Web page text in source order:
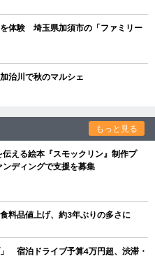
体験 埼玉県加須市の「ファミリー
治川で秋のマルシェ
もっと見る
える絵本『スモックリン』制作プ
ディングで支援を募集
料品値上げ、約3年ぶりの多さに
宿泊ドライブ予算4万円超、渋滞・